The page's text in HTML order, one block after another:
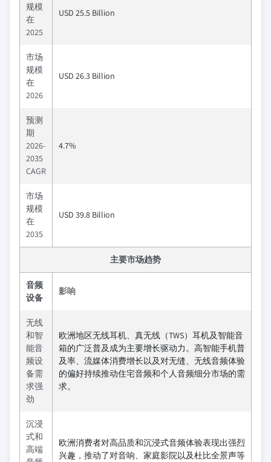
规模
在
2025
USD 25.5 Billion
市场
规模
在
2026
USD 26.3 Billion
预测
期
2026-
2035
CAGR
4.7%
市场
规模
在
2035
USD 39.8 Billion
主要市场趋势
音频
设备
影响
无线
和智
能音
频设
备需
求强
劲
欧洲地区无线耳机、真无线（TWS）耳机及智能音
箱的广泛普及成为主要增长驱动力。高智能手机普
及率、流媒体消费增长以及对无缝、无线音频体验
的偏好持续推动住宅音频和个人音频细分市场的需
求。
沉浸
式和
高端
欧洲消费者对高品质和沉浸式音频体验表现出强烈
兴趣，推动了对音响、家庭影院以及杜比全景声等